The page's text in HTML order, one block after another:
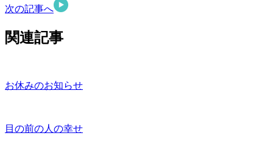
次の記事へ
関連記事
お休みのお知らせ
目の前の人の幸せ